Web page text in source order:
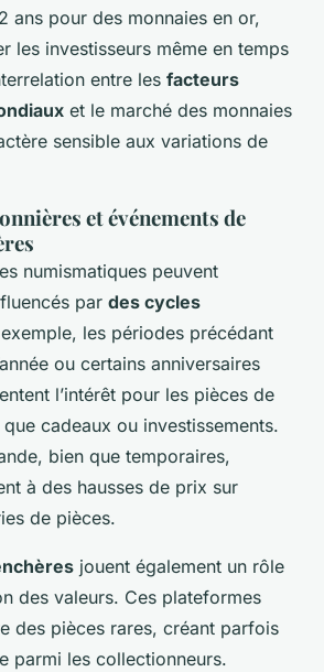
ans pour des monnaies en or,
les investisseurs même en temps
entre les facteurs
et le marché des monnaies
sensible aux variations de
et événements de
numismatiques peuvent
par des cycles
les périodes précédant
ou certains anniversaires
l’intérêt pour les pièces de
cadeaux ou investissements.
bien que temporaires,
à des hausses de prix sur
de pièces.
jouent également un rôle
des valeurs. Ces plateformes
des pièces rares, créant parfois
parmi les collectionneurs.